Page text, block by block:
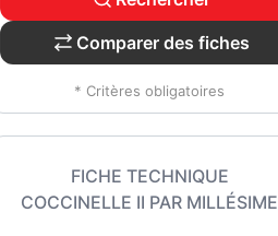
Comparer des fiches
* Critères obligatoires
FICHE TECHNIQUE
COCCINELLE II PAR MILLÉSIME